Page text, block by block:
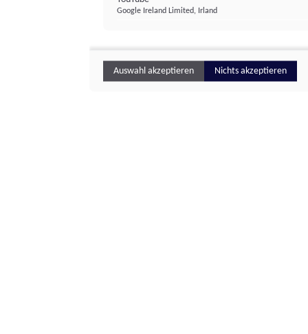
Google Ireland Limited, Irland
Auswahl akzeptieren Nichts akzeptieren